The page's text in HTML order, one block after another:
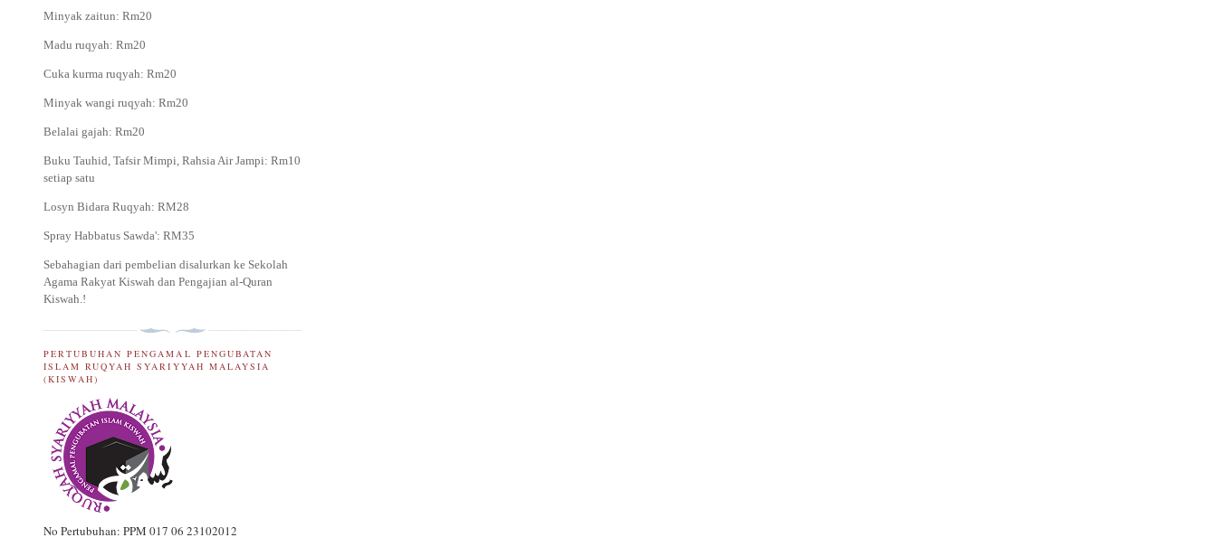
Minyak zaitun: Rm20
Madu ruqyah: Rm20
Cuka kurma ruqyah: Rm20
Minyak wangi ruqyah: Rm20
Belalai gajah: Rm20
Buku Tauhid, Tafsir Mimpi, Rahsia Air Jampi: Rm10
setiap satu
Losyn Bidara Ruqyah: RM28
Spray Habbatus Sawda': RM35
Sebahagian dari pembelian disalurkan ke Sekolah
Agama Rakyat Kiswah dan Pengajian al-Quran
Kiswah.!
PERTUBUHAN PENGAMAL PENGUBATAN
ISLAM RUQYAH SYARIYYAH MALAYSIA
(KISWAH)
No Pertubuhan: PPM 017 06 23102012